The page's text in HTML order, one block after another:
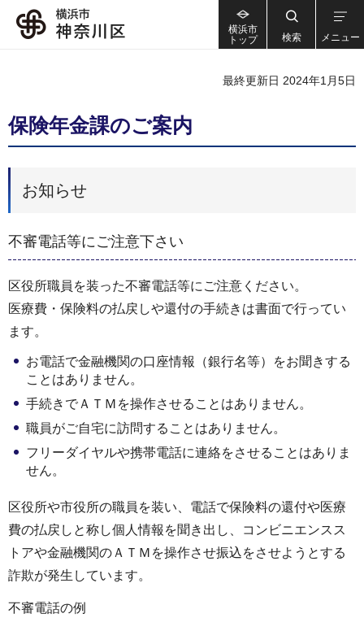
横浜市
トップ
検索 メニュー
最終更新日 2024年1月5日
保険年金課のご案内
お知らせ
不審電話等にご注意下さい
区役所職員を装った不審電話等にご注意ください。
医療費・保険料の払戻しや還付の手続きは書面で行ってい
ます。
お電話で金融機関の口座情報（銀行名等）をお聞きする
ことはありません。
手続きでＡＴＭを操作させることはありません。
職員がご自宅に訪問することはありません。
フリーダイヤルや携帯電話に連絡をさせることはありま
せん。
区役所や市役所の職員を装い、電話で保険料の還付や医療
費の払戻しと称し個人情報を聞き出し、コンビニエンスス
トアや金融機関のＡＴＭを操作させ振込をさせようとする
詐欺が発生しています。
不審電話の例